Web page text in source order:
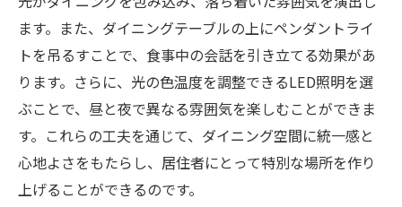
ます。また、ダイニングテーブルの上にペンダントライ
トを吊るすことで、食事中の会話を引き立てる効果があ
ります。さらに、光の色温度を調整できるLED照明を選
ぶことで、昼と夜で異なる雰囲気を楽しむことができま
す。これらの工夫を通じて、ダイニング空間に統一感と
心地よさをもたらし、居住者にとって特別な場所を作り
上げることができるのです。